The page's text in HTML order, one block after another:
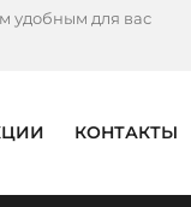
удобным для вас
КОНТАКТЫ